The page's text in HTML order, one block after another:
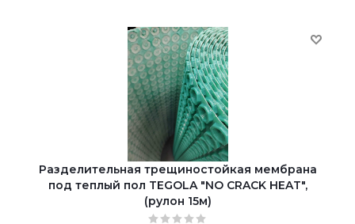
Разделительная трещиностойкая мембрана
под теплый пол TEGOLA "NO CRACK HEAT",
(рулон 15м)